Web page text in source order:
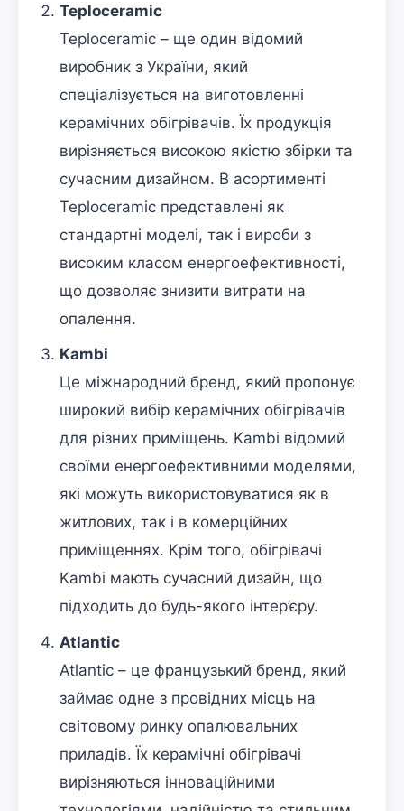
Teploceramic
Teploceramic – ще один відомий
виробник з України, який
спеціалізується на виготовленні
керамічних обігрівачів. Їх продукція
вирізняється високою якістю збірки та
сучасним дизайном. В асортименті
Teploceramic представлені як
стандартні моделі, так і вироби з
високим класом енергоефективності,
що дозволяє знизити витрати на
опалення.
Kambi
Це міжнародний бренд, який пропонує
широкий вибір керамічних обігрівачів
для різних приміщень. Kambi відомий
своїми енергоефективними моделями,
які можуть використовуватися як в
житлових, так і в комерційних
приміщеннях. Крім того, обігрівачі
Kambi мають сучасний дизайн, що
підходить до будь-якого інтер’єру.
Atlantic
Atlantic – це французький бренд, який
займає одне з провідних місць на
світовому ринку опалювальних
приладів. Їх керамічні обігрівачі
вирізняються інноваційними